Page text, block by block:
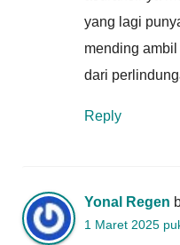
yang lagi
mending
dari
Reply
Yonal Regen
1 Maret 2025